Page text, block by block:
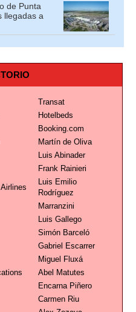
de Punta
llegadas a
Transat
Hotelbeds
Booking.com
Martín de Oliva
Luis Abinader
Frank Rainieri
Luis Emilio
Rodríguez
Marranzini
Luis Gallego
Simón Barceló
Gabriel Escarrer
Miguel Fluxá
Abel Matutes
Encarna Piñero
Carmen Riu